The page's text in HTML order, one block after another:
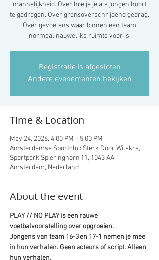
mannelijkheid. Over hoe je je als jongen hoort
te gedragen. Over grensoverschrijdend gedrag.
Over gevoelens waar binnen een team
normaal nauwelijks ruimte voor is.
Registratie is afgesloten
Andere evenementen bekijken
Time & Location
May 24, 2026, 4:00 PM – 5:00 PM
Amsterdamse Sportclub Sterk Door Wilskra,
Sportpark Spieringhorn 11, 1043 AA
Amsterdam, Nederland
About the event
PLAY // NO PLAY is een rauwe
voetbalvoorstelling over opgroeien.
Jongens van team 16-3 en 17-1 nemen je mee
in hun verhalen. Geen acteurs of script. Alleen
hun verhalen.